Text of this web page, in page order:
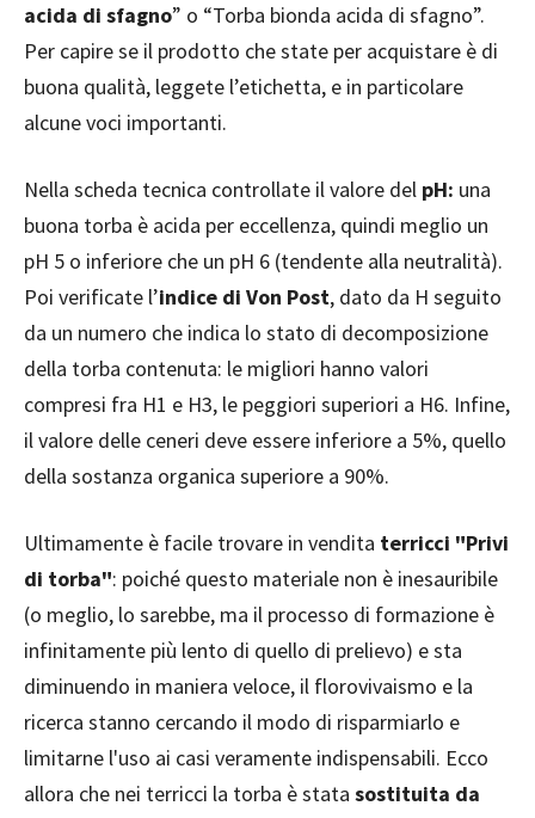
acida di sfagno” o “Torba bionda acida di sfagno”.
Per capire se il prodotto che state per acquistare è di
buona qualità, leggete l’etichetta, e in particolare
alcune voci importanti.
Nella scheda tecnica controllate il valore del pH: una
buona torba è acida per eccellenza, quindi meglio un
pH 5 o inferiore che un pH 6 (tendente alla neutralità).
Poi verificate l’indice di Von Post, dato da H seguito
da un numero che indica lo stato di decomposizione
della torba contenuta: le migliori hanno valori
compresi fra H1 e H3, le peggiori superiori a H6. Infine,
il valore delle ceneri deve essere inferiore a 5%, quello
della sostanza organica superiore a 90%.
Ultimamente è facile trovare in vendita terricci "Privi
di torba": poiché questo materiale non è inesauribile
(o meglio, lo sarebbe, ma il processo di formazione è
infinitamente più lento di quello di prelievo) e sta
diminuendo in maniera veloce, il florovivaismo e la
ricerca stanno cercando il modo di risparmiarlo e
limitarne l'uso ai casi veramente indispensabili. Ecco
allora che nei terricci la torba è stata sostituita da